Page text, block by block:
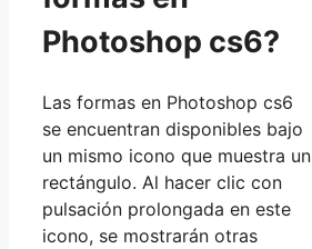
Photoshop cs6?
Las formas en Photoshop cs6
se encuentran disponibles bajo
un mismo icono que muestra un
rectángulo. Al hacer clic con
pulsación prolongada en este
icono, se mostrarán otras